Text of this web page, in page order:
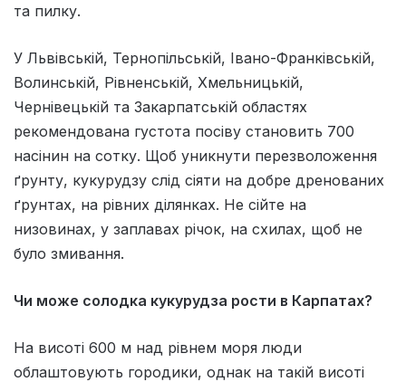
та пилку.
У Львівській, Тернопільській, Івано-Франківській,
Волинській, Рівненській, Хмельницькій,
Чернівецькій та Закарпатській областях
рекомендована густота посіву становить 700
насінин на сотку. Щоб уникнути перезволоження
ґрунту, кукурудзу слід сіяти на добре дренованих
ґрунтах, на рівних ділянках. Не сійте на
низовинах, у заплавах річок, на схилах, щоб не
було змивання.
Чи може солодка кукурудза рости в Карпатах?
На висоті 600 м над рівнем моря люди
облаштовують городики, однак на такій висоті